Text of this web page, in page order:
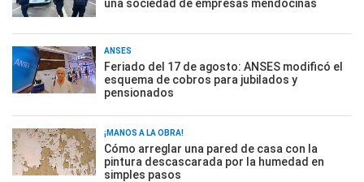
una sociedad de empresas mendocinas
ANSES
Feriado del 17 de agosto: ANSES modificó el
esquema de cobros para jubilados y
pensionados
¡MANOS A LA OBRA!
Cómo arreglar una pared de casa con la
pintura descascarada por la humedad en
simples pasos